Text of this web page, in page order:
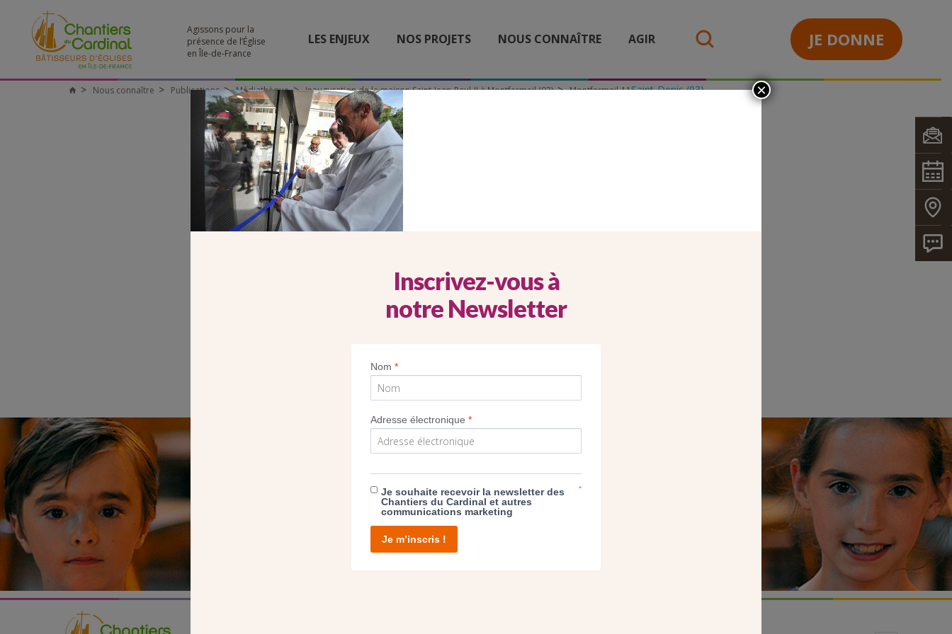
Agissons pour la
présence de l’Église
en Île-de-France
LES ENJEUX NOS PROJETS NOUS CONNAÎTRE AGIR JE DONNE
Chantiers
Nous connaître Publications Médiathèque Saint-Denis (93)
Inauguration de la maison Saint-Jean-Paul-II à Montfermeil (93) Montfermeil-11
MONTFERMEIL-11
SEUL VOTRE DON
NOUS PERMET D’AGIR
Inscrivez-vous à
notre Newsletter
Nom*
Adresse électronique*
Je souhaite recevoir la newsletter des
Chantiers du Cardinal et autres
communications marketing
*
Je m’inscris !
×